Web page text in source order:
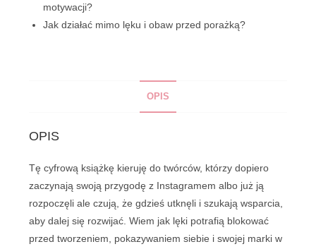
motywacji?
Jak działać mimo lęku i obaw przed porażką?
OPIS
OPIS
Tę cyfrową książkę kieruję do twórców, którzy dopiero
zaczynają swoją przygodę z Instagramem albo już ją
rozpoczęli ale czują, że gdzieś utknęli i szukają wsparcia,
aby dalej się rozwijać. Wiem jak lęki potrafią blokować
przed tworzeniem, pokazywaniem siebie i swojej marki w